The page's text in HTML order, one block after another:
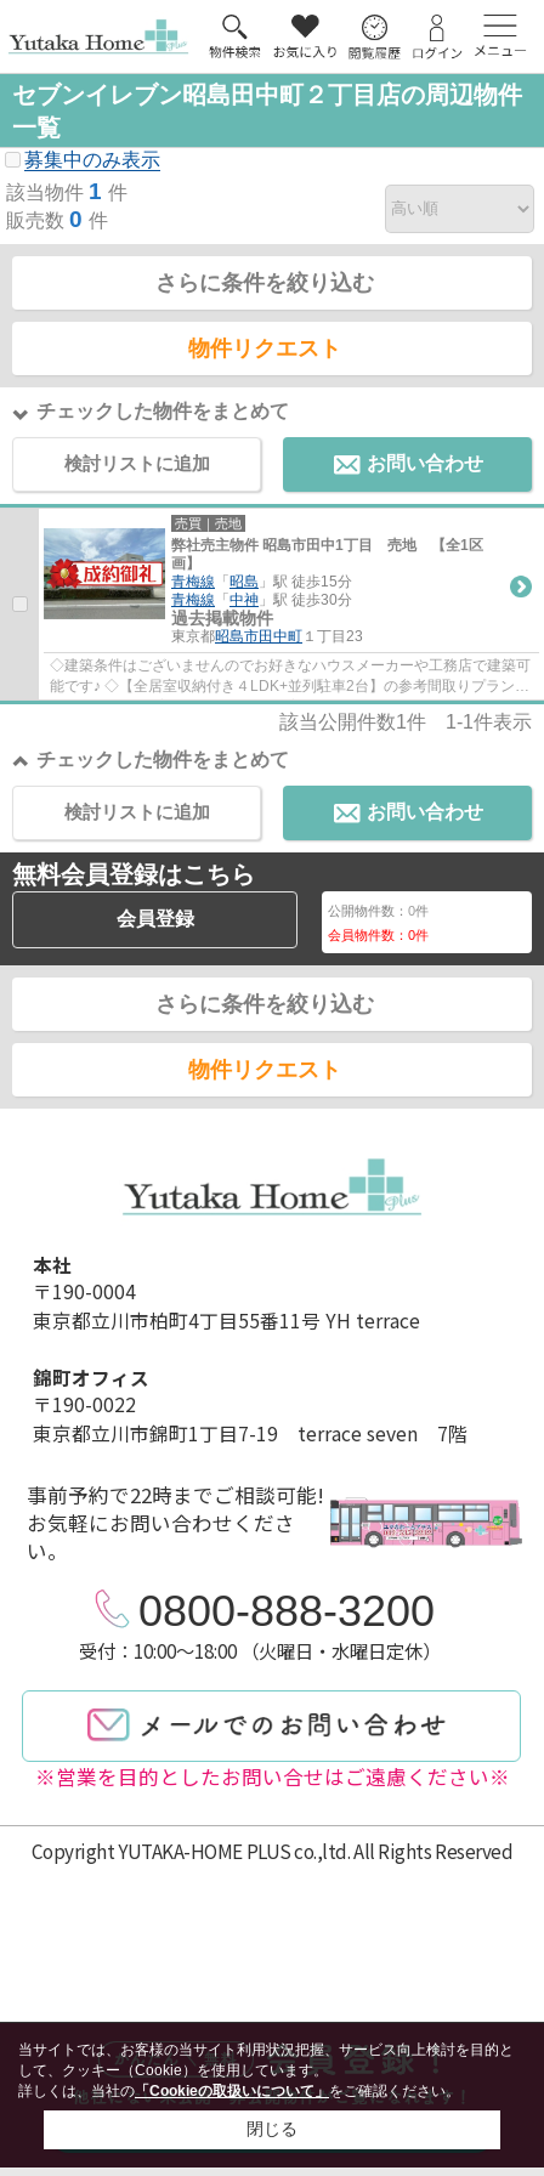
セブンイレブン昭島田中町２丁目店の周辺物件
一覧
募集中のみ表示
該当物件 1 件
販売数 0 件
さらに条件を絞り込む
物件リクエスト
チェックした物件をまとめて
検討リストに追加 お問い合わせ
売買｜売地
弊社売主物件 昭島市田中1丁目 売地 【全1区
画】
青梅線 「 昭島 」駅 徒歩15分
青梅線 「 中神 」駅 徒歩30分
過去掲載物件
東京都昭島市田中町 １丁目23
◇建築条件はございませんのでお好きなハウスメーカーや工務店で建築可
能です♪ ◇【全居室収納付き４LDK+並列駐車2台】の参考間取りプランご
ざいます！ ◇子育て世代に嬉しい保育園徒歩約...
該当公開件数1件 1-1件表示
チェックした物件をまとめて
お問い合わせ
検討リストに追加
無料会員登録はこちら
会員登録 公開物件数：0件
会員物件数：0件
さらに条件を絞り込む
物件リクエスト
本社
〒190-0004
東京都立川市柏町4丁目55番11号 YH terrace
錦町オフィス
〒190-0022
東京都立川市錦町1丁目7-19 terrace seven 7階
事前予約で22時までご相談可能!
お気軽にお問い合わせくださ
い。
0800-888-3200
受付：10:00～18:00 （火曜日・水曜日定休）
※営業を目的としたお問い合せはご遠慮ください※
Copyright YUTAKA-HOME PLUS co.,ltd. All Rights Reserved
当サイトでは、お客様の当サイト利用状況把握、サービス向上検討を目的と
して、クッキー（Cookie）を使用しています。
詳しくは、当社の「Cookieの取扱いについて」をご確認ください。
閉じる